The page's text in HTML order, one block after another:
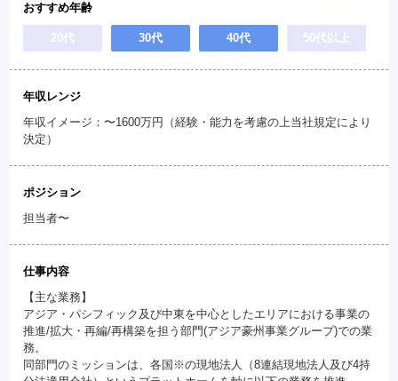
おすすめ年齢
20代 30代 40代 50代以上
年収レンジ
年収イメージ：〜1600万円（経験・能力を考慮の上当社規定により
決定）
ポジション
担当者〜
仕事内容
【主な業務】
アジア・パシフィック及び中東を中心としたエリアにおける事業の
推進/拡大・再編/再構築を担う部門(アジア豪州事業グループ)での業
務。
同部門のミッションは、各国※の現地法人（8連結現地法人及び4持